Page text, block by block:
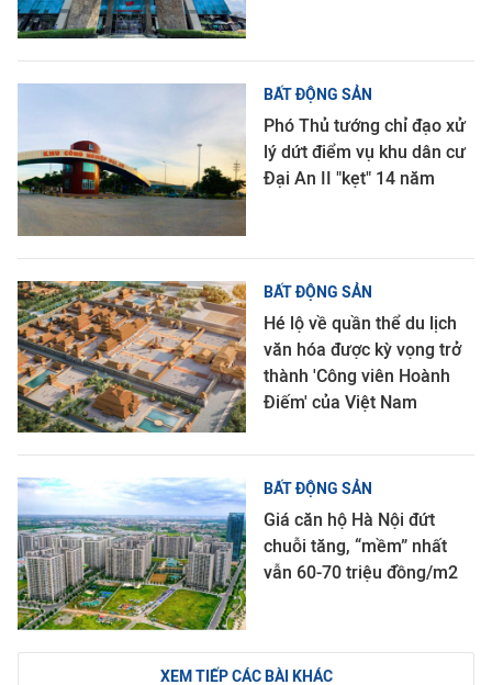
BẤT ĐỘNG SẢN
Phó Thủ tướng chỉ đạo xử
lý dứt điểm vụ khu dân cư
Đại An II "kẹt" 14 năm
BẤT ĐỘNG SẢN
Hé lộ về quần thể du lịch
văn hóa được kỳ vọng trở
thành 'Công viên Hoành
Điếm' của Việt Nam
BẤT ĐỘNG SẢN
Giá căn hộ Hà Nội đứt
chuỗi tăng, “mềm” nhất
vẫn 60-70 triệu đồng/m2
XEM TIẾP CÁC BÀI KHÁC